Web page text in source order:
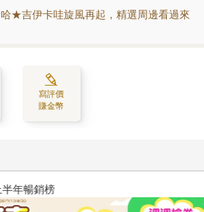
★吉伊卡哇旋風再起，精選周邊看過來
寫評價
賺金幣
-2026上半年暢銷榜